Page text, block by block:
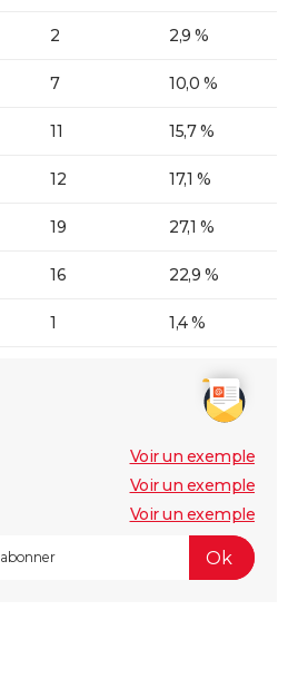
2 2,9 %
7 10,0 %
11 15,7 %
12 17,1 %
19 27,1 %
16 22,9 %
1 1,4 %
Voir un exemple
Voir un exemple
Voir un exemple